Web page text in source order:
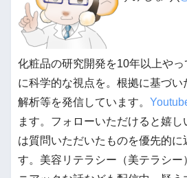
化粧品の研究開発を10年以上や
に科学的な視点を。根拠に基づい
解析等を発信しています。
ます。フォローいただけると嬉し
は質問いただいたものを優先的に
す。美容リテラシー（美テラシー